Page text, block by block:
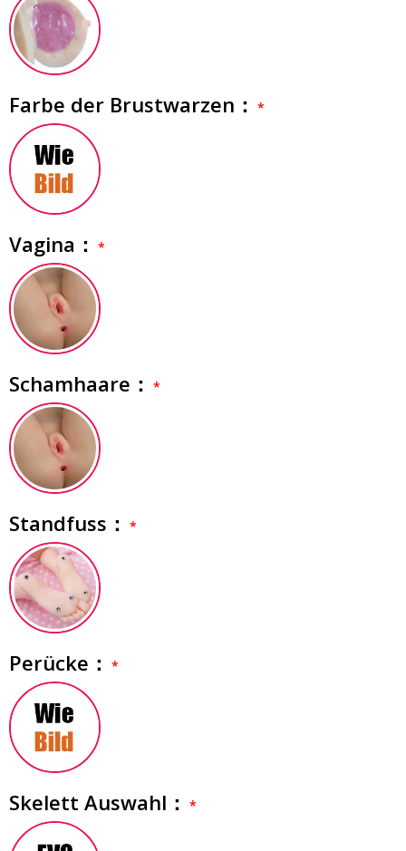
Farbe der Brustwarzen：
Vagina：
Schamhaare：
Standfuss：
Perücke：
Skelett Auswahl：